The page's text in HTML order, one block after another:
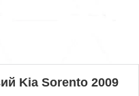
Kia Sorento 2009